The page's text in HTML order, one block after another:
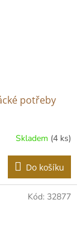
potřeby
Skladem (4 ks)
Do košíku
Kód: 32877